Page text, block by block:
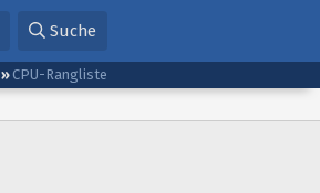
Suche
CPU-Rangliste